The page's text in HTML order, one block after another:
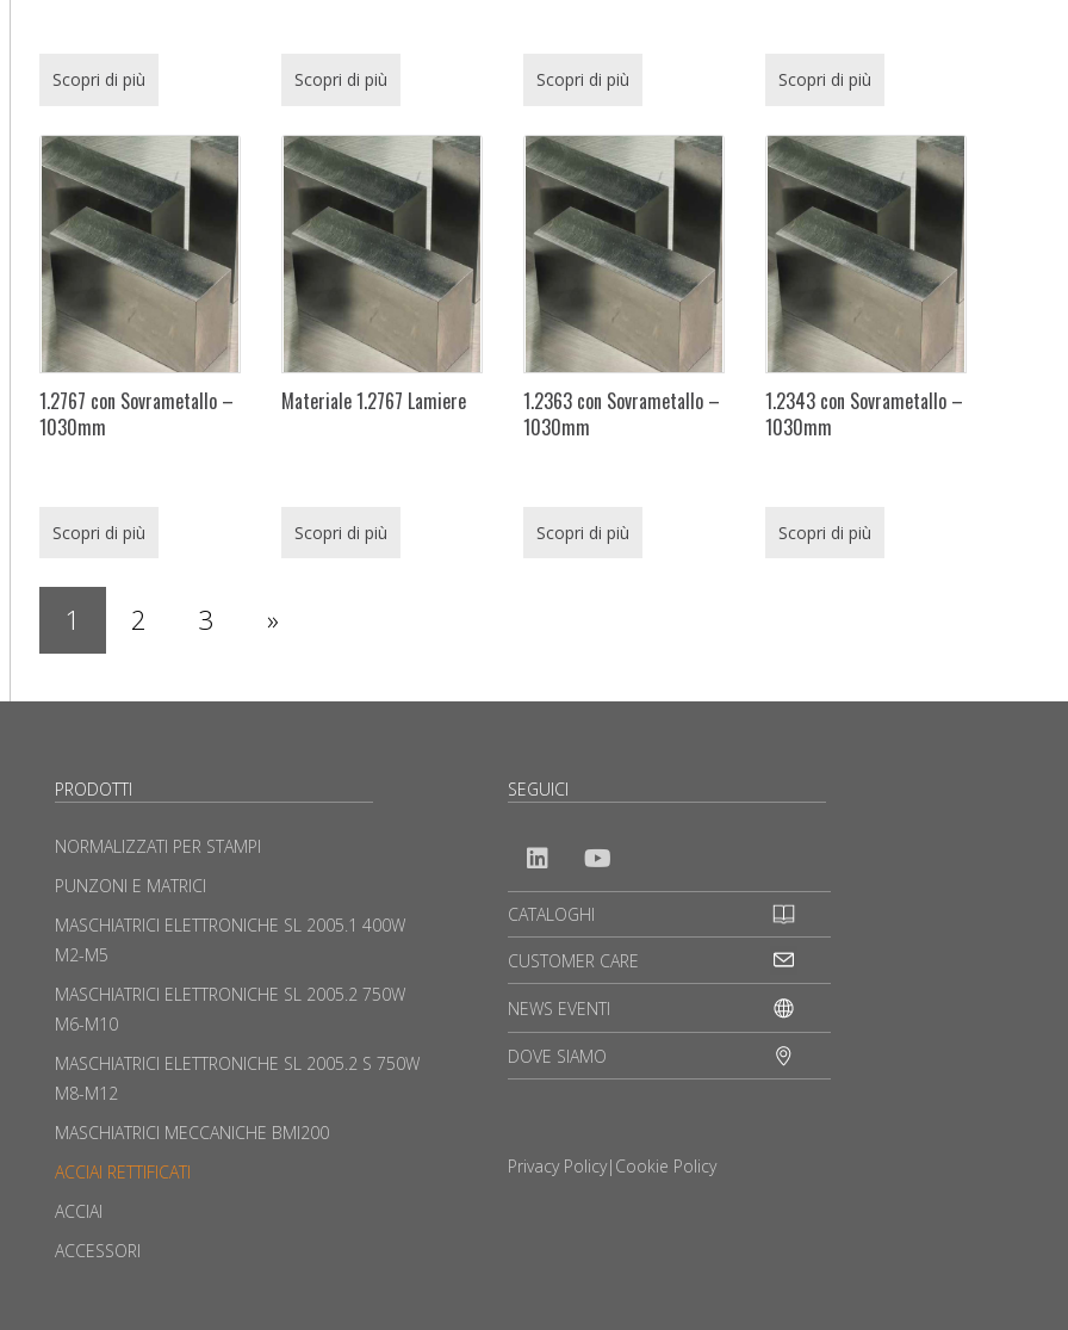
Scopri di più Scopri di più Scopri di più Scopri di più
1.2767 con Sovrametallo –
1030mm
Scopri di più
Materiale 1.2767 Lamiere
Scopri di più
1.2363 con Sovrametallo –
1030mm
Scopri di più
1.2343 con Sovrametallo –
1030mm
Scopri di più
1 2 3 »
PRODOTTI
NORMALIZZATI PER STAMPI
PUNZONI E MATRICI
MASCHIATRICI ELETTRONICHE SL 2005.1 400W
M2-M5
MASCHIATRICI ELETTRONICHE SL 2005.2 750W
M6-M10
MASCHIATRICI ELETTRONICHE SL 2005.2 S 750W
M8-M12
MASCHIATRICI MECCANICHE BMI200
ACCIAI RETTIFICATI
ACCIAI
ACCESSORI
SEGUICI
CATALOGHI
CUSTOMER CARE
NEWS EVENTI
DOVE SIAMO
Privacy Policy| Cookie Policy